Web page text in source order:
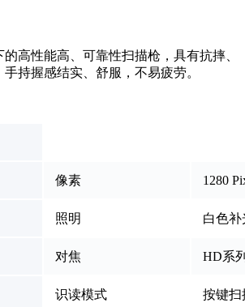
高性能高、可靠性扫描枪，具有抗摔、
持握感结实、舒服，不易疲劳。
像素 1280
照明 白色补
对焦 HD系
识读模式 按键扫